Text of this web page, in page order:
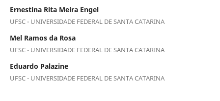
Ernestina Rita Meira Engel
UFSC - UNIVERSIDADE FEDERAL DE SANTA CATARINA
Mel Ramos da Rosa
UFSC - UNIVERSIDADE FEDERAL DE SANTA CATARINA
Eduardo Palazine
UFSC - UNIVERSIDADE FEDERAL DE SANTA CATARINA